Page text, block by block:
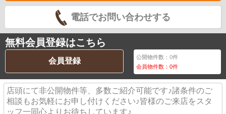
電話でお問い合わせする
無料会員登録はこちら
会員登録 公開物件数：0件
会員物件数：0件
店頭にて非公開物件等、多数ご紹介可能です♪諸条件のご
相談もお気軽にお申し付けください♪皆様のご来店をスタ
ッフ一同心よりお待ちしています♪